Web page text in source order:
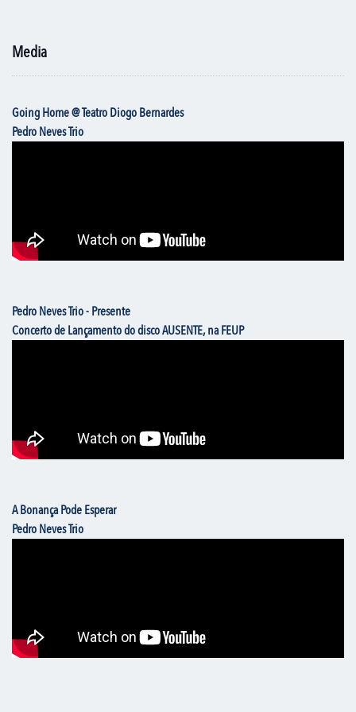
Media
Going Home @ Teatro Diogo Bernardes
Pedro Neves Trio
Pedro Neves Trio - Presente
Concerto de Lançamento do disco AUSENTE, na FEUP
A Bonança Pode Esperar
Pedro Neves Trio